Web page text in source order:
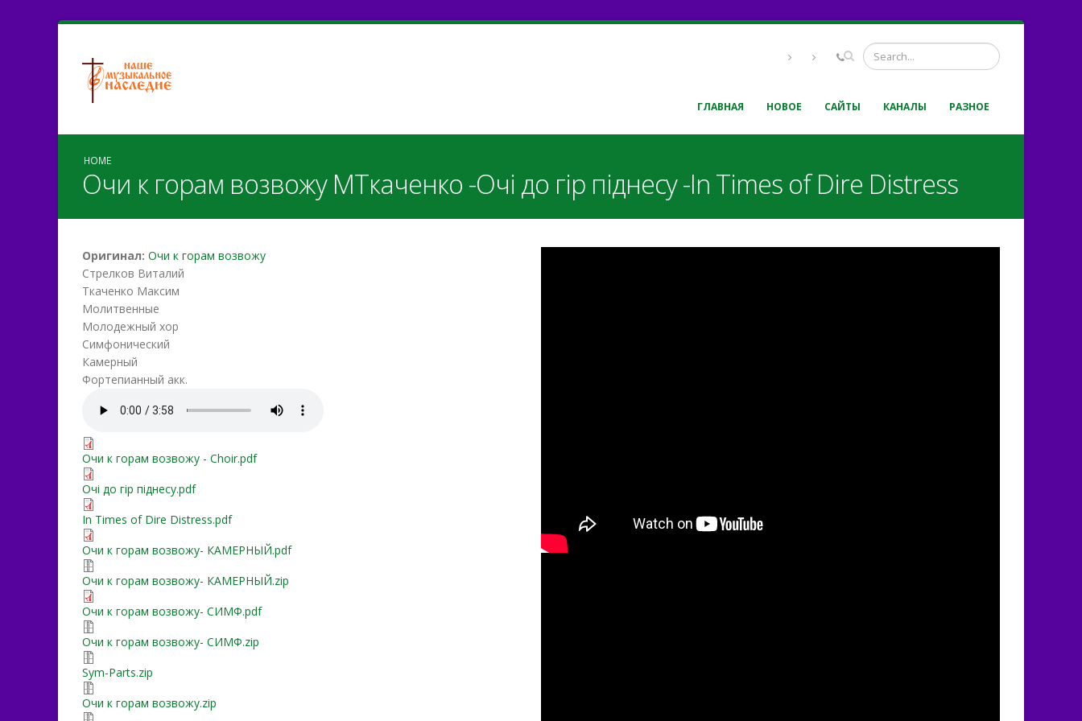
ГЛАВНАЯ НОВОЕ САЙТЫ КАНАЛЫ РАЗНОЕ
HOME
Очи к горам возвожу МТкаченко -Очі до гір піднесу -In Times of Dire Distress
Оригинал: Очи к горам возвожу
Стрелков Виталий
Ткаченко Максим
Молитвенные
Молодежный хор
Симфонический
Камерный
Фортепианный акк.
Очи к горам возвожу- КАМЕРНЫЙ.mp3
Очи к горам возвожу - Choir.pdf
Очи к горам возвожу - Choir.pdf
Очі до гір піднесу.pdf
Очі до гір піднесу.pdf
In Times of Dire Distress.pdf
In Times of Dire Distress.pdf
Очи к горам возвожу- КАМЕРНЫЙ.pdf
Очи к горам возвожу- КАМЕРНЫЙ.pdf
Очи к горам возвожу- КАМЕРНЫЙ.zip
Очи к горам возвожу- КАМЕРНЫЙ.zip
Очи к горам возвожу- СИМФ.pdf
Очи к горам возвожу- СИМФ.pdf
Очи к горам возвожу- СИМФ.zip
Очи к горам возвожу- СИМФ.zip
Sym-Parts.zip
Sym-Parts.zip
Очи к горам возвожу.zip
Очи к горам возвожу.zip